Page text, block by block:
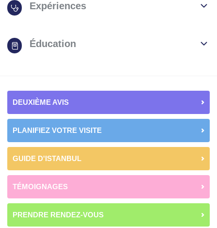
Expériences
Éducation
DEUXIÈME AVIS
PLANIFIEZ VOTRE VISITE
GUIDE D'ISTANBUL
TÉMOIGNAGES
PRENDRE RENDEZ-VOUS